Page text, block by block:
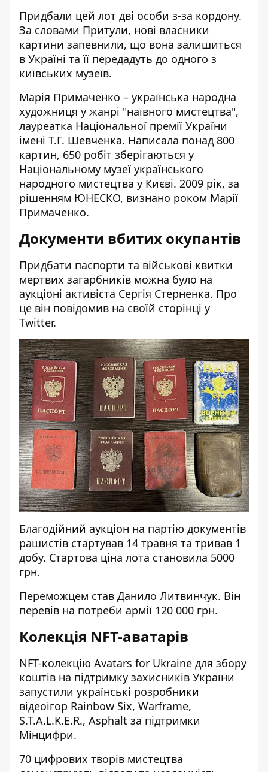
Придбали цей лот дві особи з-за кордону.
За словами Притули, нові власники
картини запевнили, що вона залишиться
в Україні та її передадуть до одного з
київських музеїв.
Марія Примаченко – українська народна
художниця у жанрі "наївного мистецтва",
лауреатка Національної премії України
імені Т.Г. Шевченка. Написала понад 800
картин, 650 робіт зберігаються у
Національному музеї українського
народного мистецтва у Києві. 2009 рік, за
рішенням ЮНЕСКО, визнано роком Марії
Примаченко.
Документи вбитих окупантів
Придбати паспорти та військові квитки
мертвих загарбників можна було на
аукціоні активіста Сергія Стерненка. Про
це він повідомив на своїй сторінці у
Twitter.
Благодійний аукціон на партію документів
рашистів стартував 14 травня та тривав 1
добу. Стартова ціна лота становила 5000
грн.
Переможцем став Данило Литвинчук. Він
перевів на потреби армії 120 000 грн.
Колекція NFT-аватарів
NFT-колекцію Avatars for Ukraine для збору
коштів на підтримку захисників України
запустили українські розробники
відеоігор Rainbow Six, Warframe,
S.T.A.L.K.E.R., Asphalt за підтримки
Мінцифри.
70 цифрових творів мистецтва